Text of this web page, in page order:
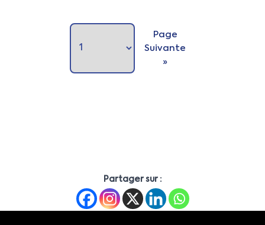
Page
Suivante
»
Partager sur :